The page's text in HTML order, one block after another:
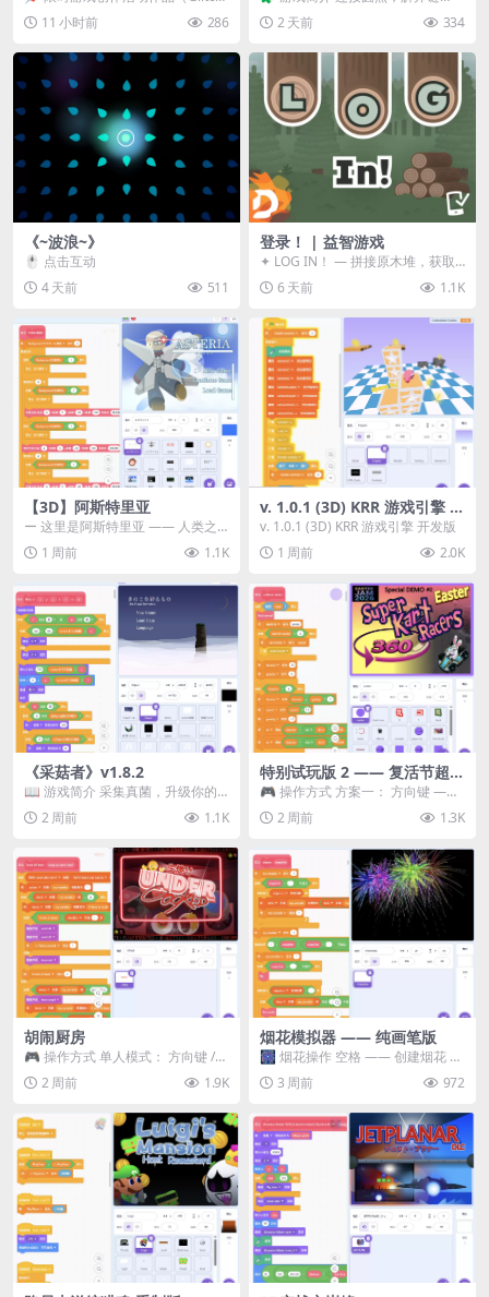
Game Jam） 📖 故事背景 怪物四...
11 小时前 286
题。 ⚠️ 重要提示 所有关卡均可通
关，请确保使用...
2 天前 334
《~波浪~》
🖱️ 点击互动
4 天前
511
登录！ | 益智游戏
✦ LOG IN！ — 拼接原木堆，获取
分数！ ᑕ☲◎ ᑕ☲◎ ᑕ☲◎ ᑕ☲◎ ...
6 天前 1.1K
【3D】阿斯特里亚
ー 这里是阿斯特里亚 —— 人类之
罪与未来希望交汇之地 📖 游戏简
介 《阿斯特里...
1 周前 1.1K
v. 1.0.1 (3D) KRR 游戏引擎 开
发版
v. 1.0.1 (3D) KRR 游戏引擎 开发版
1 周前
2.0K
《采菇者》v1.8.2
📖 游戏简介 采集真菌，升级你的
机体，并前往未知领域探索。 这是
一款静谧的探索冒...
2 周前 1.1K
特别试玩版 2 —— 复活节超级
卡丁车赛
🎮 操作方式 方案一： 方向键 ——
移动 Z —— 跳跃 / 漂移 方案二： ...
2 周前 1.3K
胡闹厨房
🎮 操作方式 单人模式： 方向键 /
WASD —— 移动 Z / K —— 抓...
2 周前 1.9K
烟花模拟器 —— 纯画笔版
🎆 烟花操作 空格 —— 创建烟花 1
~ 3 —— 切换烟花类型 普通烟花
嘶...3 周前 972